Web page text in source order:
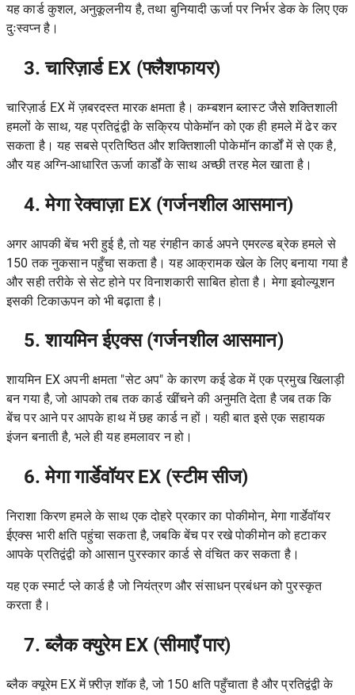
यह कार्ड कुशल, अनुकूलनीय है, तथा बुनियादी ऊर्जा पर निर्भर डेक के लिए एक
दुःस्वप्न है।
3. चारिज़ार्ड EX (फ्लैशफायर)
चारिज़ार्ड EX में ज़बरदस्त मारक क्षमता है। कम्बशन ब्लास्ट जैसे शक्तिशाली
हमलों के साथ, यह प्रतिद्वंद्वी के सक्रिय पोकेमॉन को एक ही हमले में ढेर कर
सकता है। यह सबसे प्रतिष्ठित और शक्तिशाली पोकेमॉन कार्डों में से एक है,
और यह अग्नि-आधारित ऊर्जा कार्डों के साथ अच्छी तरह मेल खाता है।
4. मेगा रेक्वाज़ा EX (गर्जनशील आसमान)
अगर आपकी बेंच भरी हुई है, तो यह रंगहीन कार्ड अपने एमरल्ड ब्रेक हमले से
150 तक नुकसान पहुँचा सकता है। यह आक्रामक खेल के लिए बनाया गया है
और सही तरीके से सेट होने पर विनाशकारी साबित होता है। मेगा इवोल्यूशन
इसकी टिकाऊपन को भी बढ़ाता है।
5. शायमिन ईएक्स (गर्जनशील आसमान)
शायमिन EX अपनी क्षमता "सेट अप" के कारण कई डेक में एक प्रमुख खिलाड़ी
बन गया है, जो आपको तब तक कार्ड खींचने की अनुमति देता है जब तक कि
बेंच पर आने पर आपके हाथ में छह कार्ड न हों। यही बात इसे एक सहायक
इंजन बनाती है, भले ही यह हमलावर न हो।
6. मेगा गार्डेवॉयर EX (स्टीम सीज)
निराशा किरण हमले के साथ एक दोहरे प्रकार का पोकीमोन, मेगा गार्डेवॉयर
ईएक्स भारी क्षति पहुंचा सकता है, जबकि बेंच पर रखे पोकीमोन को हटाकर
आपके प्रतिद्वंद्वी को आसान पुरस्कार कार्ड से वंचित कर सकता है।
यह एक स्मार्ट प्ले कार्ड है जो नियंत्रण और संसाधन प्रबंधन को पुरस्कृत
करता है।
7. ब्लैक क्युरेम EX (सीमाएँ पार)
ब्लैक क्यूरेम EX में फ़्रीज़ शॉक है, जो 150 क्षति पहुँचाता है और प्रतिद्वंद्वी के